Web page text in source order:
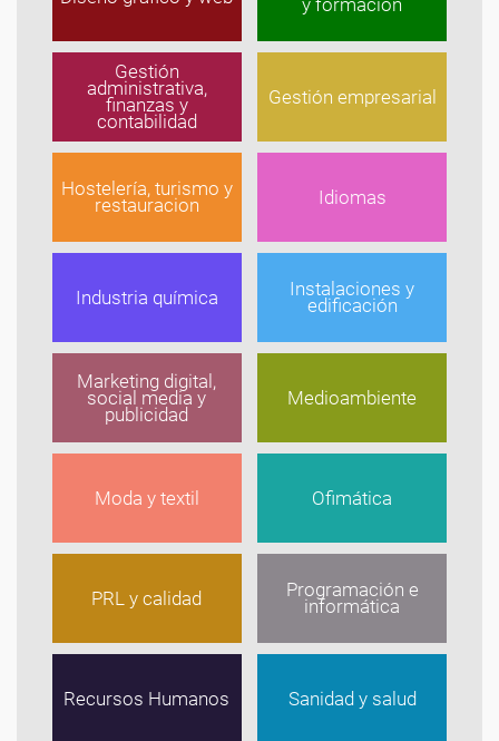
y formacion
Gestión
administrativa,
finanzas y
contabilidad
Gestión empresarial
Hostelería, turismo y
restauracion Idiomas
Industria química Instalaciones y
edificación
Marketing digital,
social media y
publicidad
Medioambiente
Moda y textil Ofimática
PRL y calidad Programación e
informática
Recursos Humanos Sanidad y salud